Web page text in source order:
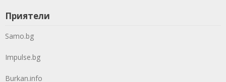
Приятели
Samo.bg
Impulse.bg
Burkan.info